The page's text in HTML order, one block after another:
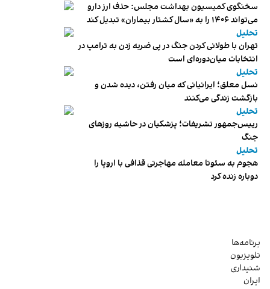
سخنگوی کمیسیون بهداشت مجلس: حذف ارز دارو
می‌تواند ۱۴۰۶ را به «سال کشتار بیماران» تبدیل کند
تحلیل
تهران با طولانی کردن جنگ در پی ضربه زدن به ترامپ در
انتخابات میان‌دوره‌ای است
تحلیل
نسل معلق؛ ایرانیانی که میان رفتن، دیده شدن و
بازگشت زندگی می‌کنند
تحلیل
رییس‌جمهور تشریفات؛ پزشکیان در حاشیه روزهای
جنگ
تحلیل
هجوم به سئوتا معامله مهاجرتی قذافی با اروپا را
دوباره زنده کرد
برنامه‌ها
تلویزیون
شنیداری
ایران